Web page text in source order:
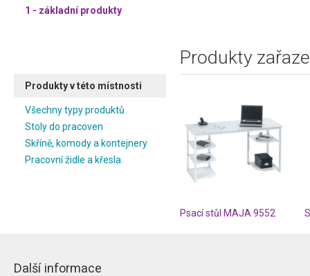
1 - základní produkty
Produkty v této místnosti
Všechny typy produktů
Stoly do pracoven
Skříně, komody a kontejnery
Pracovní židle a křesla.
Produkty
Psací stůl MAJA 9552
Další informace